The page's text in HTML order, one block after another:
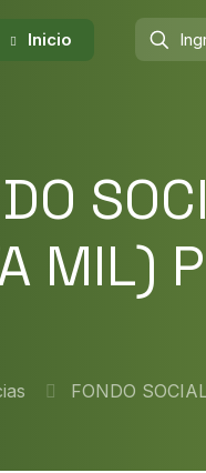
Inicio
MIL)
FONDO